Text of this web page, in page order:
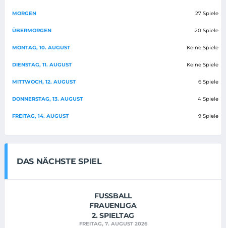
MORGEN 27 Spiele
ÜBERMORGEN 20 Spiele
MONTAG, 10. AUGUST Keine Spiele
DIENSTAG, 11. AUGUST Keine Spiele
MITTWOCH, 12. AUGUST 6 Spiele
DONNERSTAG, 13. AUGUST 4 Spiele
FREITAG, 14. AUGUST 9 Spiele
DAS NÄCHSTE SPIEL
FUSSBALL
FRAUENLIGA
2. SPIELTAG
FREITAG, 7. AUGUST 2026